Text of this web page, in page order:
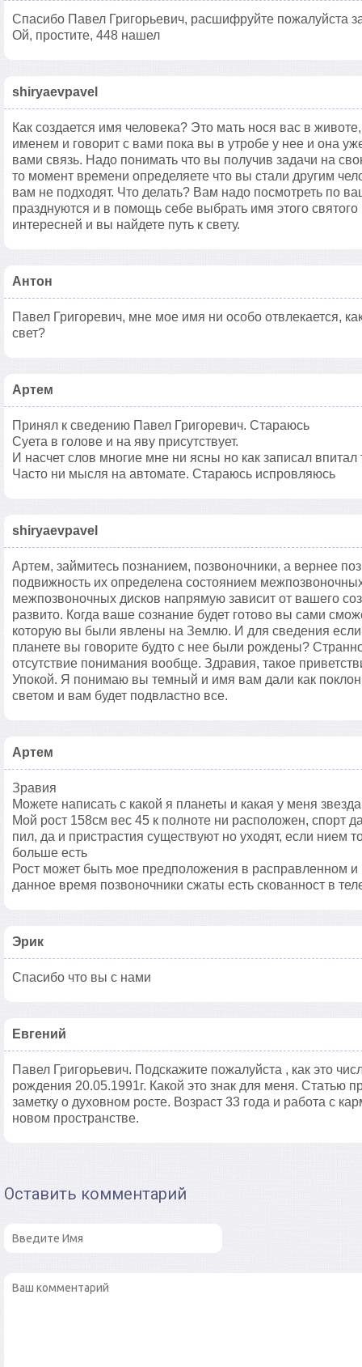
Спасибо Павел Григорьевич, расшифруйте пожалуйста
Ой, простите, 448 нашел
shiryaevpavel
Как создается имя человека? Это мать нося вас в
именем и говорит с вами пока вы в утробе у нее и она
вами связь. Надо понимать что вы получив задачи на
то момент времени определяете что вы стали другим
вам не подходят. Что делать? Вам надо посмотреть по
празднуются и в помощь себе выбрать имя этого
интересней и вы найдете путь к свету.
Антон
Павел Григоревич, мне мое имя ни особо отвлекается,
свет?
Артем
Принял к сведению Павел Григоревич. Стараюсь
Суета в голове и на яву присутствует.
И насчет слов многие мне ни ясны но как записал
Часто ни мысля на автомате. Стараюсь испровляюсь
shiryaevpavel
Артем, займитесь познанием, позвоночники, а вернее
подвижность их определена состоянием
межпозвоночных дисков напрямую зависит от вашего
развито. Когда ваше сознание будет готово вы сами
которую вы были явлены на Землю. И для сведения
планете вы говорите будто с нее были рождены?
отсутствие понимания вообще. Здравия, такое
Упокой. Я понимаю вы темный и имя вам дали как
светом и вам будет подвластно все.
Артем
Зравия
Можете написать с какой я планеты и какая у меня звезда
Мой рост 158см вес 45 к полноте ни расположен, спорт
пил, да и пристрастия существуют но уходят, если нием
больше есть
Рост может быть мое предположения в расправленном
данное время позвоночники сжаты есть скованност в
Эрик
Спасибо что вы с нами
Евгений
Павел Григорьевич. Подскажите пожалуйста , как это
рождения 20.05.1991г. Какой это знак для меня. Статью
заметку о духовном росте. Возраст 33 года и работа с
новом пространстве.
Оставить комментарий